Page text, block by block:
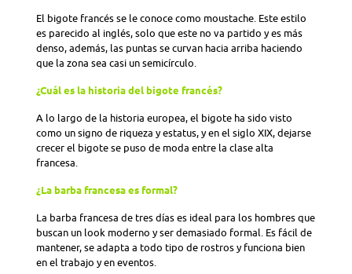
El bigote francés se le conoce como moustache. Este estilo
es parecido al inglés, solo que este no va partido y es más
denso, además, las puntas se curvan hacia arriba haciendo
que la zona sea casi un semicírculo.
¿Cuál es la historia del bigote francés?
A lo largo de la historia europea, el bigote ha sido visto
como un signo de riqueza y estatus, y en el siglo XIX, dejarse
crecer el bigote se puso de moda entre la clase alta
francesa.
¿La barba francesa es formal?
La barba francesa de tres días es ideal para los hombres que
buscan un look moderno y ser demasiado formal. Es fácil de
mantener, se adapta a todo tipo de rostros y funciona bien
en el trabajo y en eventos.